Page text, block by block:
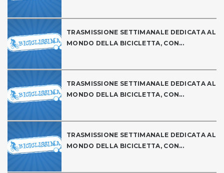
TRASMISSIONE SETTIMANALE DEDICATA AL
MONDO DELLA BICICLETTA, CON...
TRASMISSIONE SETTIMANALE DEDICATA AL
MONDO DELLA BICICLETTA, CON...
TRASMISSIONE SETTIMANALE DEDICATA AL
MONDO DELLA BICICLETTA, CON...